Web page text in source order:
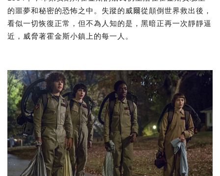
的噩夢和秘密的恐怖之中。失蹤的威爾從顛倒世界救出後，
看似一切恢復正常，但不為人知的是，黑暗正再一次靜靜逼
近，威脅著霍金斯小鎮上的每一人。